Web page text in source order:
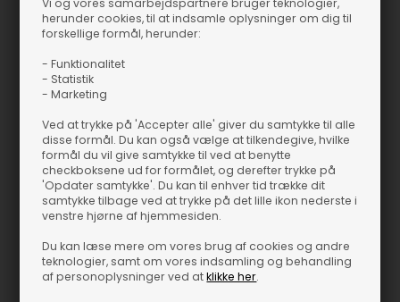
Vi og vores samarbejdspartnere bruger teknologier,
herunder cookies, til at indsamle oplysninger om dig til
forskellige formål, herunder:
- Funktionalitet
- Statistik
- Marketing
Ved at trykke på 'Accepter alle' giver du samtykke til alle
disse formål. Du kan også vælge at tilkendegive, hvilke
formål du vil give samtykke til ved at benytte
checkboksene ud for formålet, og derefter trykke på
'Opdater samtykke'. Du kan til enhver tid trække dit
samtykke tilbage ved at trykke på det lille ikon nederste i
venstre hjørne af hjemmesiden.
Du kan læse mere om vores brug af cookies og andre
teknologier, samt om vores indsamling og behandling
af personoplysninger ved atklikke her.
Se mere
HERRE
Du er499,00 DKK fra fri fragt 499 DKK
JBS Strømper - JBS